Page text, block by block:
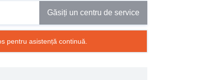
Găsiți un centru de service
pentru asistență continuă.